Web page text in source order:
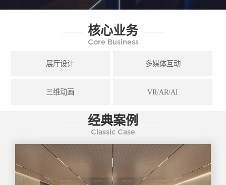
核心业务
Core Business
展厅设计 多媒体互动
三维动画 VR/AR/AI
经典案例
Classic Case